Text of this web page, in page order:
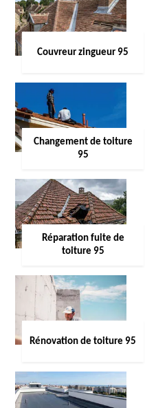
Couvreur zingueur 95
Changement de toiture
95
Réparation fuite de
toiture 95
Rénovation de toiture 95